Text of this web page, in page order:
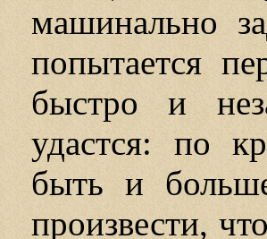
машинально
попытается
быстро и
удастся: по
быть и
произвести,